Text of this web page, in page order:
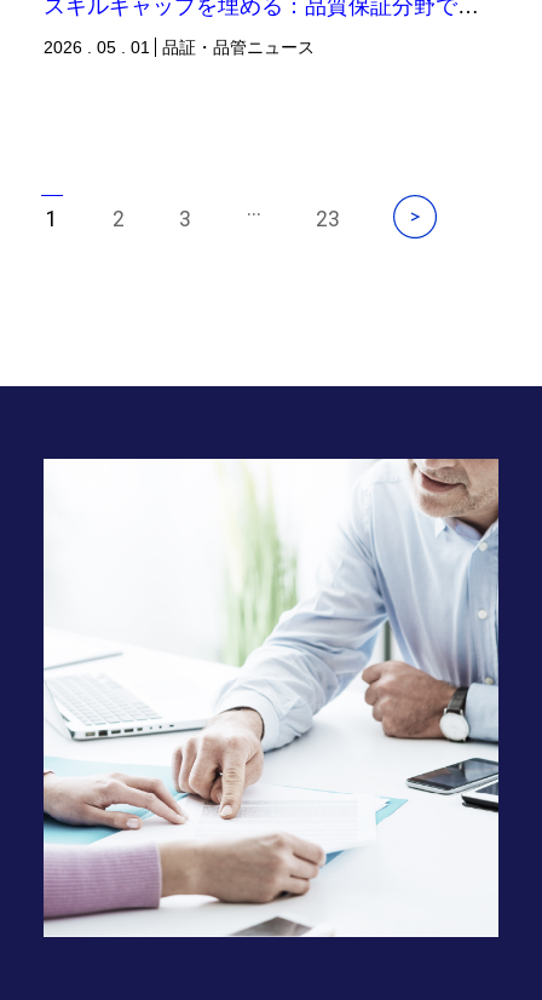
スキルギャップを埋める：品質保証分野で変わりつつある即戦力の意味 ～基本的な品質原則を維持しつつスキルギャップを埋めるためには～（品証品管ニュース）
2026 . 05 . 01 品証・品管ニュース
1 2 3 ... 23